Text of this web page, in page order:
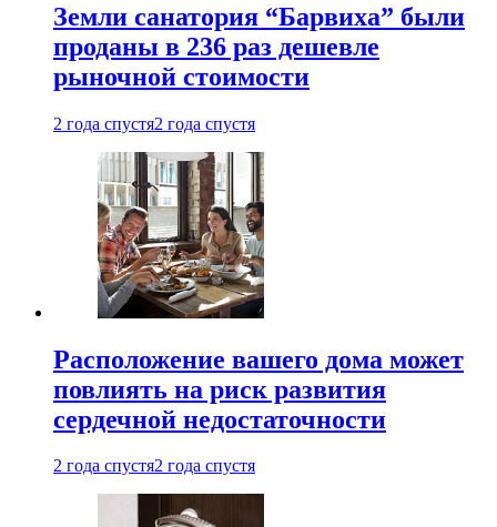
Земли санатория “Барвиха” были
проданы в 236 раз дешевле
рыночной стоимости
2 года спустя2 года спустя
Расположение вашего дома может
повлиять на риск развития
сердечной недостаточности
2 года спустя2 года спустя